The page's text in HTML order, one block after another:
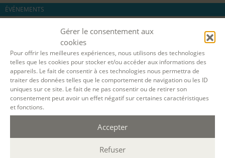
Gérer le consentement aux
cookies
Pour offrir les meilleures expériences, nous utilisons des technologies
telles que les cookies pour stocker et/ou accéder aux informations des
appareils. Le fait de consentir à ces technologies nous permettra de
traiter des données telles que le comportement de navigation ou les ID
uniques sur ce site. Le fait de ne pas consentir ou de retirer son
consentement peut avoir un effet négatif sur certaines caractéristiques
et fonctions.
Accepter
Refuser
ÉVÉNEMENTS
AUTOBIOGRAPHIQUE"
Aline Barbier
8 €
pour les particuliers
S'INSCRIRE EN LIGNE